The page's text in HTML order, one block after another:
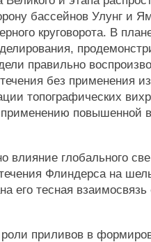
бассейнов Улунг и
круговорота. В
правильно
без применения
топографических
повышенной
влияние глобального
Флиндерса на
его тесная
приливов в